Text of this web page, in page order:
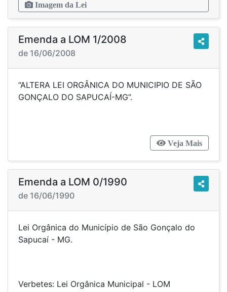
Imagem da Lei
Emenda a LOM 1/2008
de 16/06/2008
“ALTERA LEI ORGÂNICA DO MUNICIPIO DE SÃO
GONÇALO DO SAPUCAÍ-MG”.
Veja Mais
Emenda a LOM 0/1990
de 16/06/1990
Lei Orgânica do Município de São Gonçalo do
Sapucaí - MG.
Verbetes: Lei Orgânica Municipal - LOM